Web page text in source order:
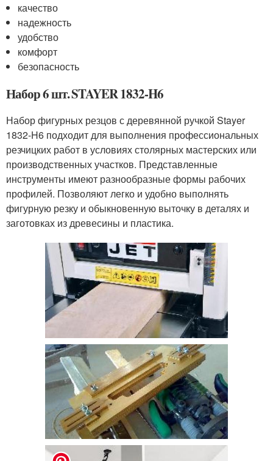
качество
надежность
удобство
комфорт
безопасность
Набор 6 шт. STAYER 1832-H6
Набор фигурных резцов с деревянной ручкой Stayer
1832-H6 подходит для выполнения профессиональных
резчицких работ в условиях столярных мастерских или
производственных участков. Представленные
инструменты имеют разнообразные формы рабочих
профилей. Позволяют легко и удобно выполнять
фигурную резку и обыкновенную выточку в деталях и
заготовках из древесины и пластика.